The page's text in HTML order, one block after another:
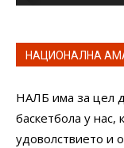
НАЦИОНАЛНА
НАЛБ има за цел
баскетбола у нас,
удоволствието и